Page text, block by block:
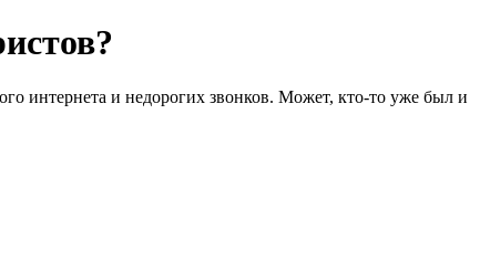
интернета и недорогих звонков. Может, кто-то уже был и